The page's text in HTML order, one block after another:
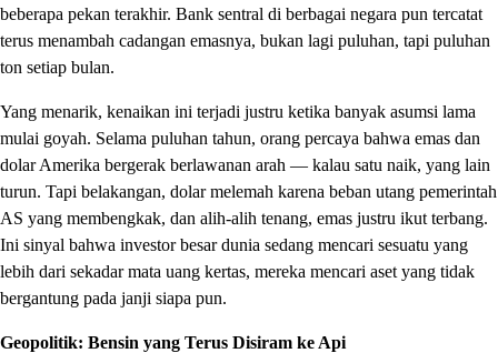
beberapa pekan terakhir. Bank sentral di berbagai negara pun tercatat
terus menambah cadangan emasnya, bukan lagi puluhan, tapi puluhan
ton setiap bulan.
Yang menarik, kenaikan ini terjadi justru ketika banyak asumsi lama
mulai goyah. Selama puluhan tahun, orang percaya bahwa emas dan
dolar Amerika bergerak berlawanan arah — kalau satu naik, yang lain
turun. Tapi belakangan, dolar melemah karena beban utang pemerintah
AS yang membengkak, dan alih-alih tenang, emas justru ikut terbang.
Ini sinyal bahwa investor besar dunia sedang mencari sesuatu yang
lebih dari sekadar mata uang kertas, mereka mencari aset yang tidak
bergantung pada janji siapa pun.
Geopolitik: Bensin yang Terus Disiram ke Api